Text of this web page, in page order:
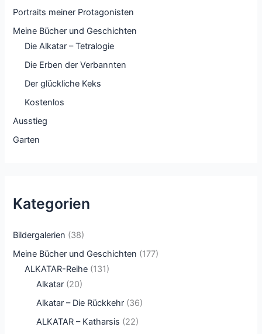
Portraits meiner Protagonisten
Meine Bücher und Geschichten
Die Alkatar – Tetralogie
Die Erben der Verbannten
Der glückliche Keks
Kostenlos
Ausstieg
Garten
Kategorien
Bildergalerien (38)
Meine Bücher und Geschichten (177)
ALKATAR-Reihe (131)
Alkatar (20)
Alkatar – Die Rückkehr (36)
ALKATAR – Katharsis (22)